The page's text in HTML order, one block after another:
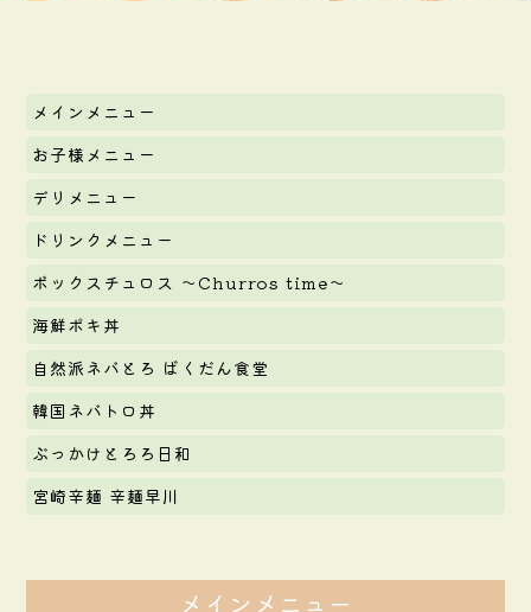
メインメニュー
お子様メニュー
デリメニュー
ドリンクメニュー
ボックスチュロス ～Churros time～
海鮮ポキ丼
自然派ネバとろ ばくだん食堂
韓国ネバトロ丼
ぶっかけとろろ日和
宮崎辛麺 辛麺早川
メインメニュー